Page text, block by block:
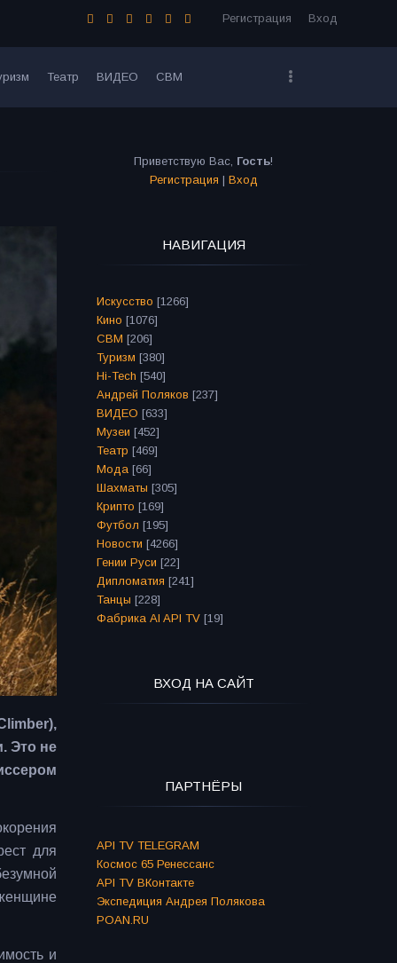
Регистрация Вход
Театр ВИДЕО СВМ
Это не
для
и
Приветствую Вас, Гость!
Регистрация | Вход
НАВИГАЦИЯ
Искусство [1266]
Кино [1076]
СВМ [206]
Туризм [380]
Hi-Tech [540]
Андрей Поляков [237]
ВИДЕО [633]
Музеи [452]
Театр [469]
Мода [66]
Шахматы [305]
Крипто [169]
Футбол [195]
Новости [4266]
Гении Руси [22]
Дипломатия [241]
Танцы [228]
Фабрика AI API TV [19]
ВХОД НА САЙТ
ПАРТНЁРЫ
API TV TELEGRAM
Космос 65 Ренессанс
API TV ВКонтакте
Экспедиция Андрея Полякова
POAN.RU